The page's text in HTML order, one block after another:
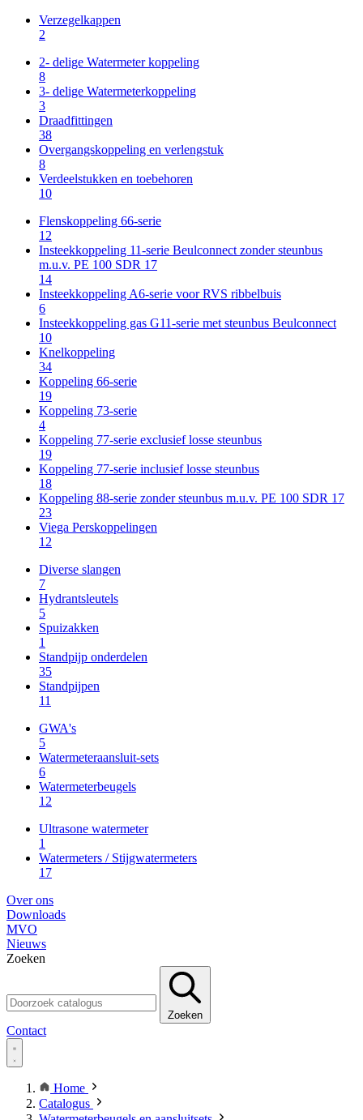
Verzegelkappen
2
2- delige Watermeter koppeling
8
3- delige Watermeterkoppeling
3
Draadfittingen
38
Overgangskoppeling en verlengstuk
8
Verdeelstukken en toebehoren
10
Flenskoppeling 66-serie
12
Insteekkoppeling 11-serie Beulconnect zonder steunbus
m.u.v. PE 100 SDR 17
14
Insteekkoppeling A6-serie voor RVS ribbelbuis
6
Insteekkoppeling gas G11-serie met steunbus Beulconnect
10
Knelkoppeling
34
Koppeling 66-serie
19
Koppeling 73-serie
4
Koppeling 77-serie exclusief losse steunbus
19
Koppeling 77-serie inclusief losse steunbus
18
Koppeling 88-serie zonder steunbus m.u.v. PE 100 SDR 17
23
Viega Perskoppelingen
12
Diverse slangen
7
Hydrantsleutels
5
Spuizakken
1
Standpijp onderdelen
35
Standpijpen
11
GWA's
5
Watermeteraansluit-sets
6
Watermeterbeugels
12
Ultrasone watermeter
1
Watermeters / Stijgwatermeters
17
Over ons
Downloads
MVO
Nieuws
Zoeken
Zoeken
Contact
Home
Catalogus